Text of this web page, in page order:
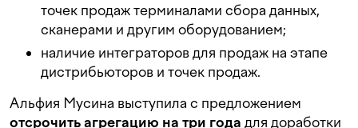
точек продаж терминалами сбора данных,
сканерами и другим оборудованием;
наличие интеграторов для продаж на этапе
дистрибьюторов и точек продаж.
Альфия Мусина выступила с предложением
отсрочить агрегацию на три года для доработки